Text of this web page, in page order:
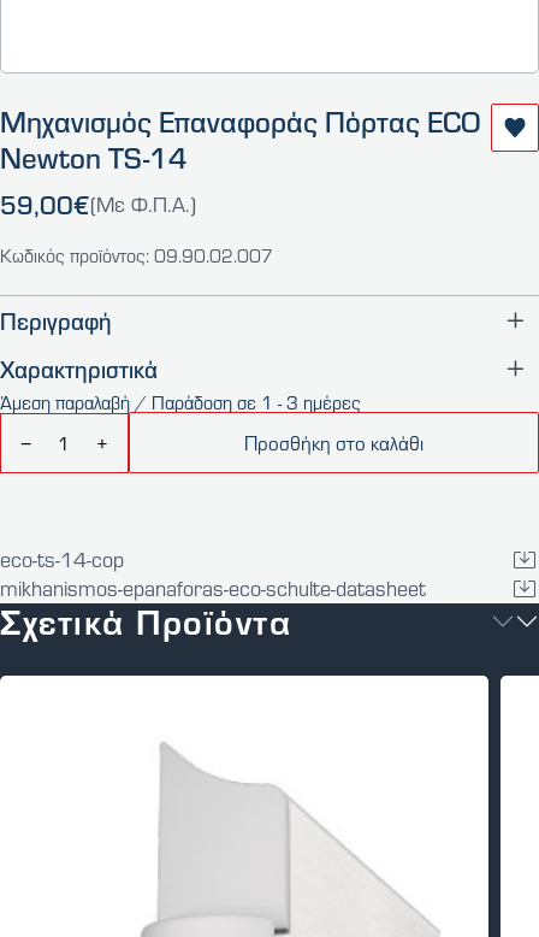
Μηχανισμός Επαναφοράς Πόρτας ECO
Newton TS-14
59,00€(Με Φ.Π.Α.)
Κωδικός προϊόντος: 09.90.02.007
Περιγραφή
Χαρακτηριστικά
Άμεση παραλαβή / Παράδοση σε 1 - 3 ημέρες
−
+ Προσθήκη στο καλάθι
eco-ts-14-cop
mikhanismos-epanaforas-eco-schulte-datasheet
Σχετικά Προϊόντα